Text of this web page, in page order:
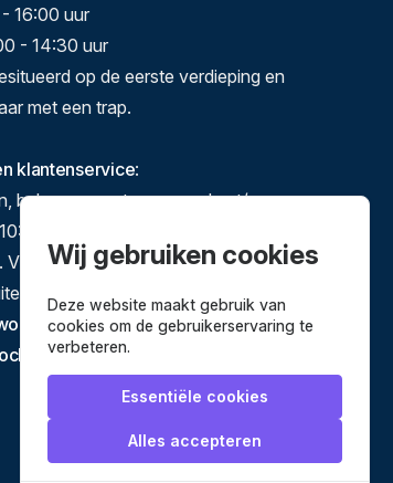
16:00 uur
- 14:30 uur
op de eerste verdieping en
met een trap.
klantenservice:
bel ons gerust op maandag t/m
17:00 op 071-5140892 of
Via e-mail en het contactformulier
deze tijden te bereiken.
verstuurd van dinsdag tot en
Wij gebruiken cookies
Deze website maakt gebruik van
cookies om de gebruikerservaring te
verbeteren.
Essentiële cookies
Alles accepteren